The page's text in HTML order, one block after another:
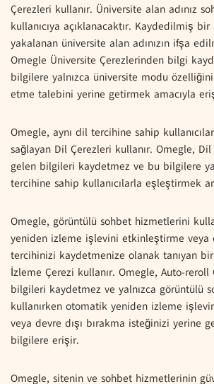
Çerezleri kullanır. Üniversite alan adınız
kullanıcıya açıklanacaktır. Kaydedilmiş
yakalanan üniversite alan adınızın ifşa
Omegle Üniversite Çerezlerinden bilgi
bilgilere yalnızca üniversite modu
etme talebini yerine getirmek amacıyla
Omegle, aynı dil tercihine sahip
sağlayan Dil Çerezleri kullanır. Omegle,
gelen bilgileri kaydetmez ve bu bilgilere
tercihine sahip kullanıcılarla eşleştirmek
Omegle, görüntülü sohbet hizmetlerini
yeniden izleme işlevini etkinleştirme veya
tercihinizi kaydetmenize olanak tanıyan
İzleme Çerezi kullanır. Omegle, Auto-reroll
bilgileri kaydetmez ve yalnızca görüntülü
kullanırken otomatik yeniden izleme
veya devre dışı bırakma isteğinizi yerine
bilgilere erişir.
Omegle, sitenin ve sohbet hizmetlerinin